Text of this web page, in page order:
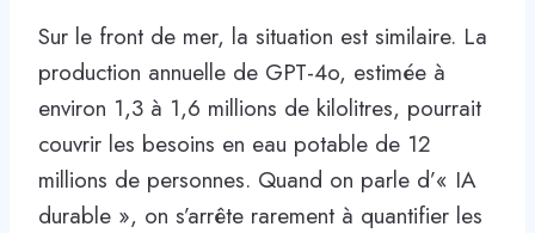
Sur le front de mer, la situation est similaire. La
production annuelle de GPT-4o, estimée à
environ 1,3 à 1,6 millions de kilolitres, pourrait
couvrir les besoins en eau potable de 12
millions de personnes. Quand on parle d’« IA
durable », on s’arrête rarement à quantifier les